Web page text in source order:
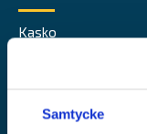
Samtycke
Kasko
Skadeservice